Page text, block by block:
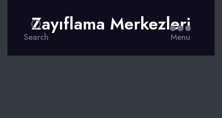
Search
Zayıflama Merkezleri
Menu